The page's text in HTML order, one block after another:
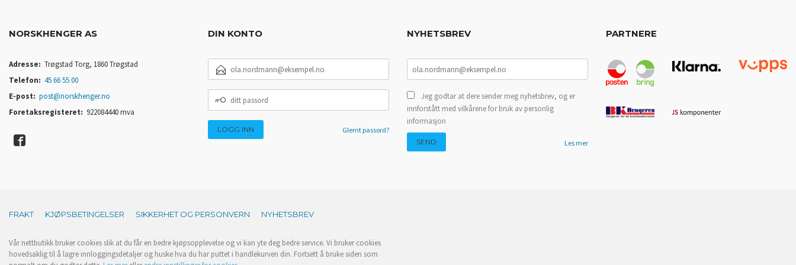
NORSKHENGER AS
Adresse: Trøgstad Torg, 1860 Trøgstad
Telefon: 45 66 55 00
E-post: post@norskhenger.no
Foretaksregisteret: 922084440 mva
DIN KONTO
POSTADRESSE
PASSORD
Glemt passord?
NYHETSBREV
Jeg godtar at dere sender meg nyhetsbrev, og er
innforstått med vilkårene for bruk av personlig
informasjon
Les mer
PARTNERE
FRAKT KJØPSBETINGELSER SIKKERHET OG PERSONVERN NYHETSBREV
Vår nettbutikk bruker cookies slik at du får en bedre kjøpsopplevelse og vi kan yte deg bedre service. Vi bruker cookies
hovedsaklig til å lagre innloggingsdetaljer og huske hva du har puttet i handlekurven din. Fortsett å bruke siden som